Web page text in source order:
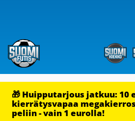
🎁 Huipputarjous jatkuu: 10
kierrätysvapaa
peliin - vain 1 eurolla!